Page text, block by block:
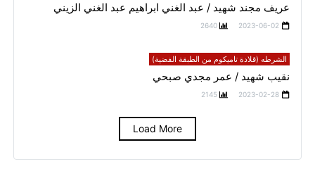
عريف مجند شهيد / عبد الغني ابراهيم عبد الغني الزيني
2023-06-02
2640
الشرطه (قلادة تاميكوم من الطبقة الفضية)
نقيب شهيد / عمر مجدي صبحي
2023-02-28
2145
Load More